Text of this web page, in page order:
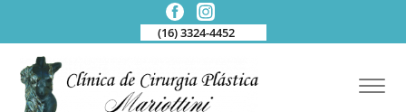
(16) 3324-4452